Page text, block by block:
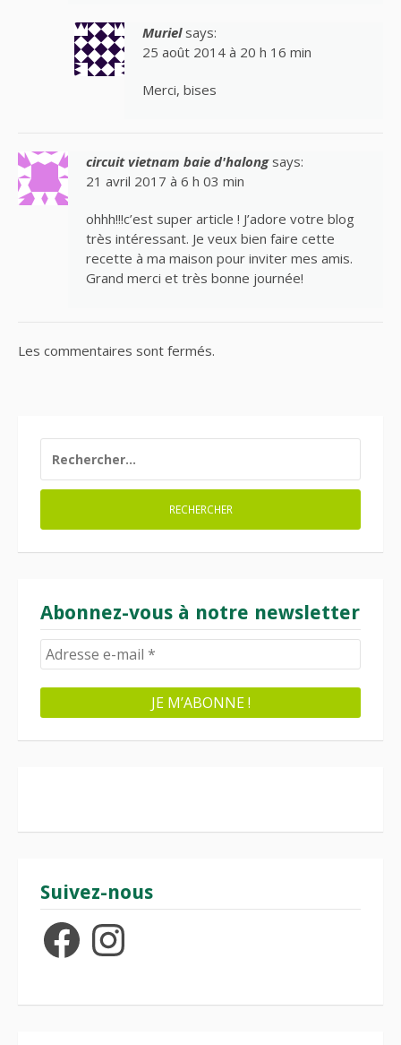
Muriel says:
25 août 2014 à 20 h 16 min
Merci, bises
circuit vietnam baie d'halong says:
21 avril 2017 à 6 h 03 min
ohhh!!!c’est super article ! J’adore votre blog
très intéressant. Je veux bien faire cette
recette à ma maison pour inviter mes amis.
Grand merci et très bonne journée!
Les commentaires sont fermés.
Abonnez-vous à notre newsletter
Suivez-nous
FacebookInstagram